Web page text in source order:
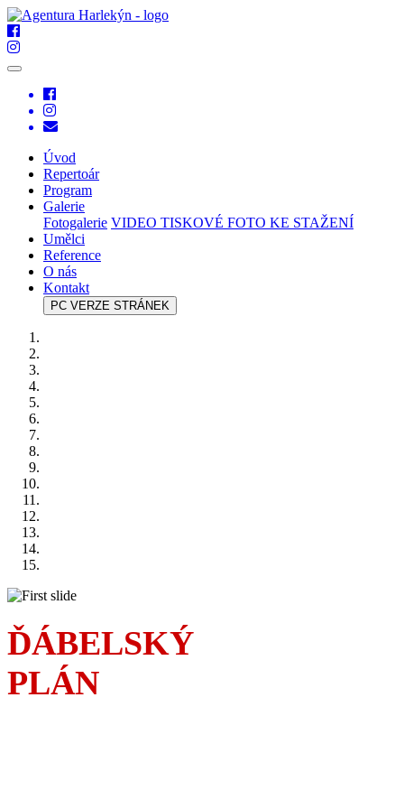
Úvod
Repertoár
Program
Galerie
Fotogalerie VIDEO TISKOVÉ FOTO KE STAŽENÍ
Umělci
Reference
O nás
Kontakt
PC VERZE STRÁNEK
ĎÁBELSKÝ
PLÁN